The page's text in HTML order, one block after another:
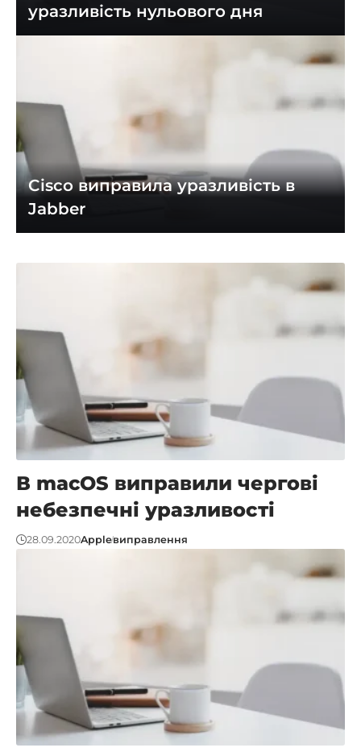
уразливість нульового дня
Cisco виправила уразливість в
Jabber
В macOS виправили чергові
небезпечні уразливості
28.09.2020Appleвиправлення